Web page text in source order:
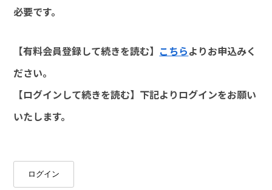
必要です。
【有料会員登録して続きを読む】 こちらよりお申込みく
ださい。
【ログインして続きを読む】下記よりログインをお願い
いたします。
ログイン